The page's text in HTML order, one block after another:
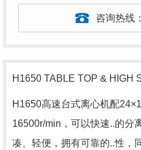
咨询热线：
H1650 TABLE TOP & HIGH
H1650高速台式离心机配
16500r/min，可以快速..的分
凑、轻便，拥有可靠的..性，